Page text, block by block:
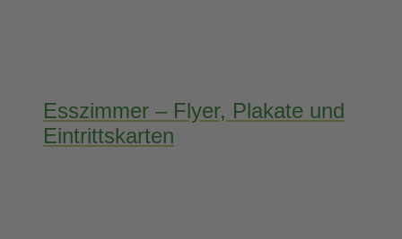
Esszimmer – Flyer, Plakate und
Eintrittskarten